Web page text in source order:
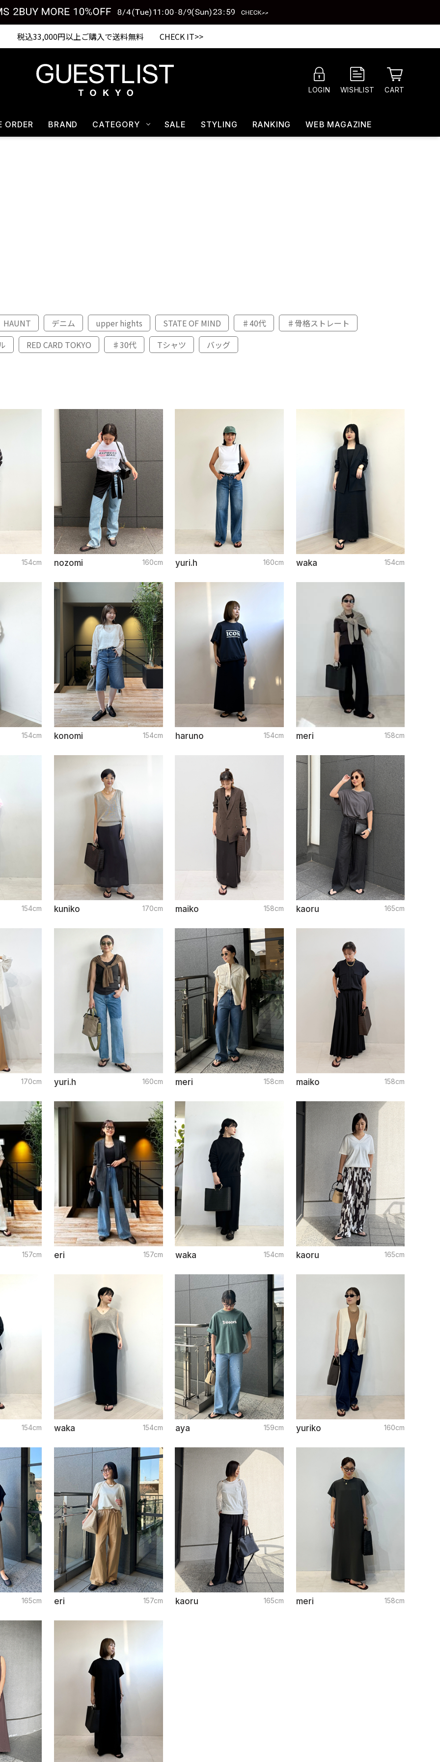
税込33,000円以上ご購入で送料無料 CHECK IT>>
Shopping from outside Japan? Visit our Global Site here. >>
LOGIN WISHLIST CART
ORDER BRAND CATEGORY SALE STYLING RANKING WEB MAGAZINE
HAUNT デニム upper hights STATE OF MIND ♯40代
♯骨格ストレート
RED CARD TOKYO ♯30代 Tシャツ バッグ
154cm nozomi 160cm yuri.h 160cm waka 154cm
154cm konomi 154cm haruno 154cm meri 158cm
154cm kuniko 170cm maiko 158cm kaoru 165cm
170cm yuri.h 160cm meri 158cm maiko 158cm
157cm eri 157cm waka 154cm kaoru 165cm
154cm waka 154cm aya 159cm yuriko 160cm
165cm eri 157cm kaoru 165cm meri 158cm